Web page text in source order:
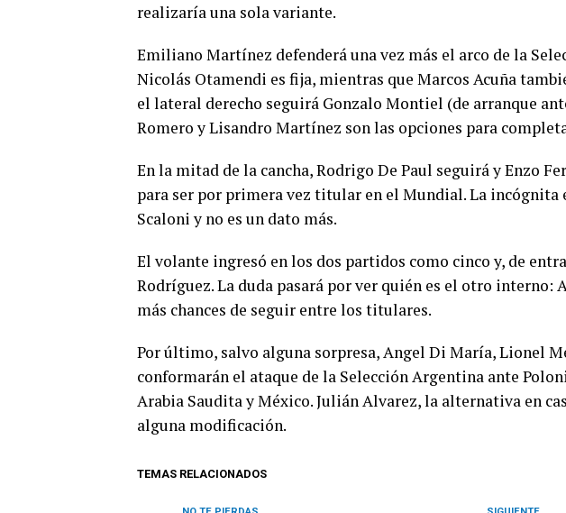
realizaría una sola variante.
Emiliano Martínez defenderá una vez más el arco de la
Nicolás Otamendi es fija, mientras que Marcos Acuña
el lateral derecho seguirá Gonzalo Montiel (de arranque
Romero y Lisandro Martínez son las opciones para
En la mitad de la cancha, Rodrigo De Paul seguirá y Enzo
para ser por primera vez titular en el Mundial. La
Scaloni y no es un dato más.
El volante ingresó en los dos partidos como cinco y, de
Rodríguez. La duda pasará por ver quién es el otro interno:
más chances de seguir entre los titulares.
Por último, salvo alguna sorpresa, Angel Di María, Lionel
conformarán el ataque de la Selección Argentina ante
Arabia Saudita y México. Julián Alvarez, la alternativa en
alguna modificación.
TEMAS RELACIONADOS